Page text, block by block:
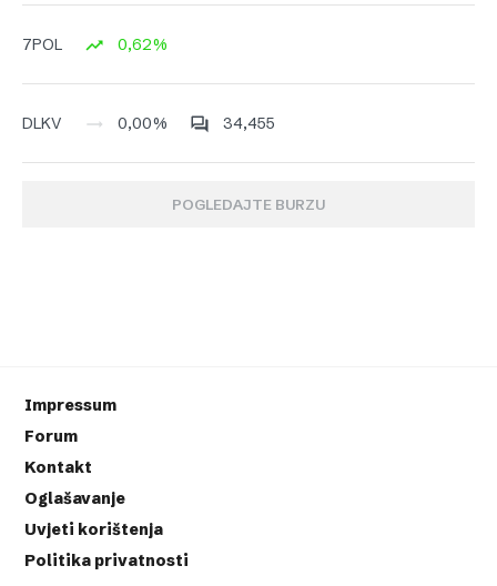
7POL 0,62%
DLKV 0,00% 34,455
POGLEDAJTE BURZU
Impressum
Forum
Kontakt
Oglašavanje
Uvjeti korištenja
Politika privatnosti